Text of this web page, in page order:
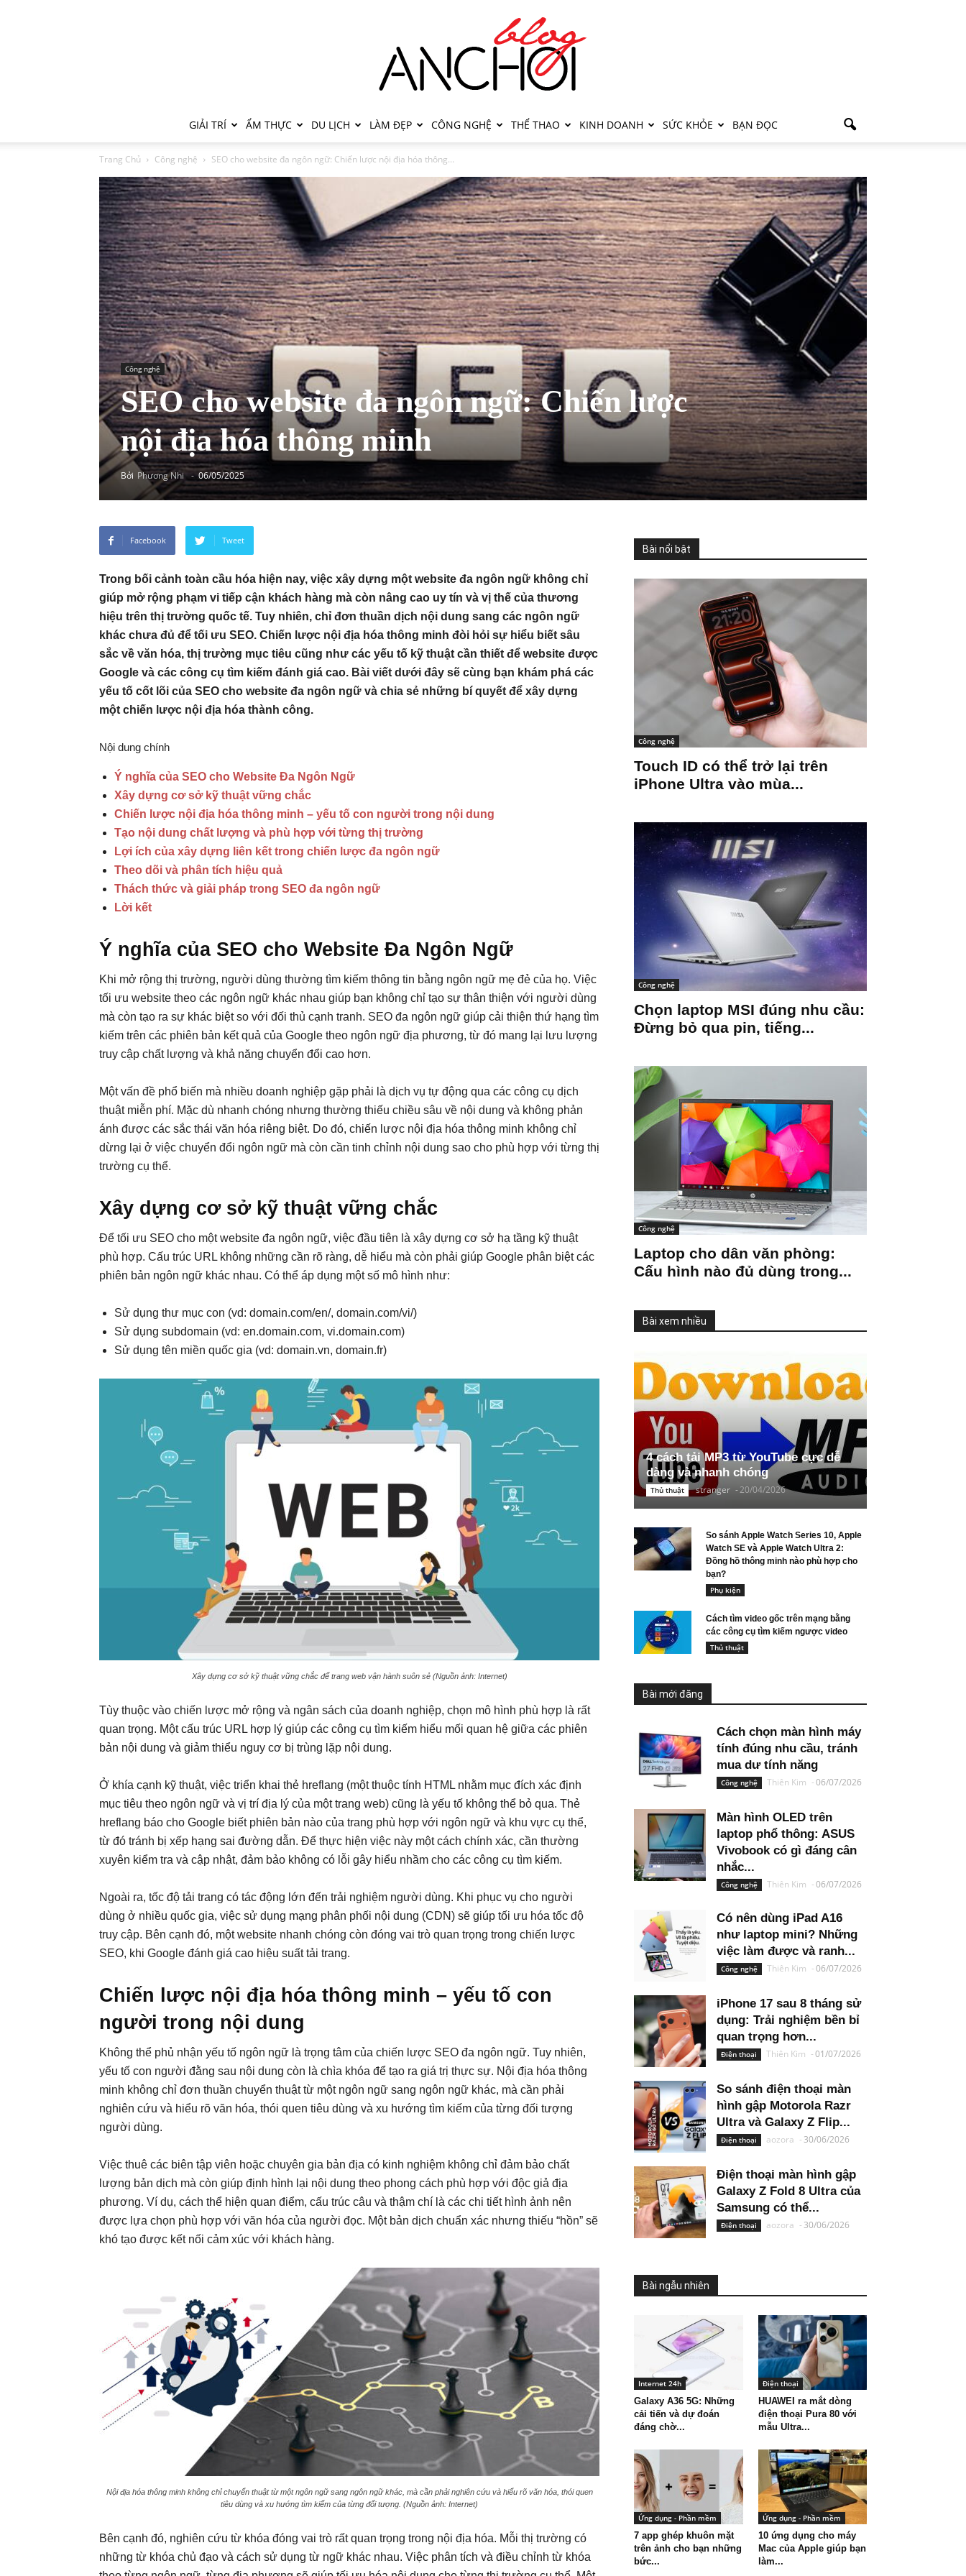
GIẢI TRÍ ẨM THỰC DU LỊCH LÀM ĐẸP CÔNG NGHỆ THỂ THAO KINH DOANH SỨC KHỎE BẠN ĐỌC
Trang Chủ Công nghệ SEO cho website đa ngôn ngữ: Chiến lược nội địa hóa thông...
Công nghệ
SEO cho website đa ngôn ngữ: Chiến lược
nội địa hóa thông minh
Bởi Phương Nhi - 06/05/2025
Facebook Tweet
Trong bối cảnh toàn cầu hóa hiện nay, việc xây dựng một website đa ngôn ngữ không chỉ
giúp mở rộng phạm vi tiếp cận khách hàng mà còn nâng cao uy tín và vị thế của thương
hiệu trên thị trường quốc tế. Tuy nhiên, chỉ đơn thuần dịch nội dung sang các ngôn ngữ
khác chưa đủ để tối ưu SEO. Chiến lược nội địa hóa thông minh đòi hỏi sự hiểu biết sâu
sắc về văn hóa, thị trường mục tiêu cũng như các yếu tố kỹ thuật cần thiết để website được
Google và các công cụ tìm kiếm đánh giá cao. Bài viết dưới đây sẽ cùng bạn khám phá các
yếu tố cốt lõi của SEO cho website đa ngôn ngữ và chia sẻ những bí quyết để xây dựng
một chiến lược nội địa hóa thành công.
Nội dung chính
Ý nghĩa của SEO cho Website Đa Ngôn Ngữ
Xây dựng cơ sở kỹ thuật vững chắc
Chiến lược nội địa hóa thông minh – yếu tố con người trong nội dung
Tạo nội dung chất lượng và phù hợp với từng thị trường
Lợi ích của xây dựng liên kết trong chiến lược đa ngôn ngữ
Theo dõi và phân tích hiệu quả
Thách thức và giải pháp trong SEO đa ngôn ngữ
Lời kết
Ý nghĩa của SEO cho Website Đa Ngôn Ngữ
Khi mở rộng thị trường, người dùng thường tìm kiếm thông tin bằng ngôn ngữ mẹ đẻ của họ. Việc
tối ưu website theo các ngôn ngữ khác nhau giúp bạn không chỉ tạo sự thân thiện với người dùng
mà còn tạo ra sự khác biệt so với đối thủ cạnh tranh. SEO đa ngôn ngữ giúp cải thiện thứ hạng tìm
kiếm trên các phiên bản kết quả của Google theo ngôn ngữ địa phương, từ đó mang lại lưu lượng
truy cập chất lượng và khả năng chuyển đổi cao hơn.
Một vấn đề phổ biến mà nhiều doanh nghiệp gặp phải là dịch vụ tự động qua các công cụ dịch
thuật miễn phí. Mặc dù nhanh chóng nhưng thường thiếu chiều sâu về nội dung và không phản
ánh được các sắc thái văn hóa riêng biệt. Do đó, chiến lược nội địa hóa thông minh không chỉ
dừng lại ở việc chuyển đổi ngôn ngữ mà còn cần tinh chỉnh nội dung sao cho phù hợp với từng thị
trường cụ thể.
Xây dựng cơ sở kỹ thuật vững chắc
Để tối ưu SEO cho một website đa ngôn ngữ, việc đầu tiên là xây dựng cơ sở hạ tầng kỹ thuật
phù hợp. Cấu trúc URL không những cần rõ ràng, dễ hiểu mà còn phải giúp Google phân biệt các
phiên bản ngôn ngữ khác nhau. Có thể áp dụng một số mô hình như:
Sử dụng thư mục con (vd: domain.com/en/, domain.com/vi/)
Sử dụng subdomain (vd: en.domain.com, vi.domain.com)
Sử dụng tên miền quốc gia (vd: domain.vn, domain.fr)
Xây dựng cơ sở kỹ thuật vững chắc để trang web vận hành suôn sẻ (Nguồn ảnh: Internet)
Tùy thuộc vào chiến lược mở rộng và ngân sách của doanh nghiệp, chọn mô hình phù hợp là rất
quan trọng. Một cấu trúc URL hợp lý giúp các công cụ tìm kiếm hiểu mối quan hệ giữa các phiên
bản nội dung và giảm thiểu nguy cơ bị trùng lặp nội dung.
Ở khía cạnh kỹ thuật, việc triển khai thẻ hreflang (một thuộc tính HTML nhằm mục đích xác định
mục tiêu theo ngôn ngữ và vị trí địa lý của một trang web) cũng là yếu tố không thể bỏ qua. Thẻ
hreflang báo cho Google biết phiên bản nào của trang phù hợp với ngôn ngữ và khu vực cụ thể,
từ đó tránh bị xếp hạng sai đường dẫn. Để thực hiện việc này một cách chính xác, cần thường
xuyên kiểm tra và cập nhật, đảm bảo không có lỗi gây hiểu nhầm cho các công cụ tìm kiếm.
Ngoài ra, tốc độ tải trang có tác động lớn đến trải nghiệm người dùng. Khi phục vụ cho người
dùng ở nhiều quốc gia, việc sử dụng mạng phân phối nội dung (CDN) sẽ giúp tối ưu hóa tốc độ
truy cập. Bên cạnh đó, một website nhanh chóng còn đóng vai trò quan trọng trong chiến lược
SEO, khi Google đánh giá cao hiệu suất tải trang.
Chiến lược nội địa hóa thông minh – yếu tố con
người trong nội dung
Không thể phủ nhận yếu tố ngôn ngữ là trọng tâm của chiến lược SEO đa ngôn ngữ. Tuy nhiên,
yếu tố con người đằng sau nội dung còn là chìa khóa để tạo ra giá trị thực sự. Nội địa hóa thông
minh không chỉ đơn thuần chuyển thuật từ một ngôn ngữ sang ngôn ngữ khác, mà cần phải
nghiên cứu và hiểu rõ văn hóa, thói quen tiêu dùng và xu hướng tìm kiếm của từng đối tượng
người dùng.
Việc thuê các biên tập viên hoặc chuyên gia bản địa có kinh nghiệm không chỉ đảm bảo chất
lượng bản dịch mà còn giúp định hình lại nội dung theo phong cách phù hợp với độc giả địa
phương. Ví dụ, cách thể hiện quan điểm, cấu trúc câu và thậm chí là các chi tiết hình ảnh nên
được lựa chọn phù hợp với văn hóa của người đọc. Một bản dịch chuẩn xác nhưng thiếu “hồn” sẽ
khó tạo được kết nối cảm xúc với khách hàng.
Nội địa hóa thông minh không chỉ chuyển thuật từ một ngôn ngữ sang ngôn ngữ khác, mà cần phải nghiên cứu và hiểu rõ văn hóa, thói quen
tiêu dùng và xu hướng tìm kiếm của từng đối tượng. (Nguồn ảnh: Internet)
Bên cạnh đó, nghiên cứu từ khóa đóng vai trò rất quan trọng trong nội địa hóa. Mỗi thị trường có
những từ khóa chủ đạo và cách sử dụng từ ngữ khác nhau. Việc phân tích và điều chỉnh từ khóa
Bài nổi bật
Công nghệ
Touch ID có thể trở lại trên
iPhone Ultra vào mùa...
Công nghệ
Chọn laptop MSI đúng nhu cầu:
Đừng bỏ qua pin, tiếng...
Công nghệ
Laptop cho dân văn phòng:
Cấu hình nào đủ dùng trong...
Bài xem nhiều
4 cách tải MP3 từ YouTube cực dễ
dàng và nhanh chóng
Thủ thuật stranger -20/04/2026
So sánh Apple Watch Series 10, Apple
Watch SE và Apple Watch Ultra 2:
Đồng hồ thông minh nào phù hợp cho
bạn?
Phụ kiện
Cách tìm video gốc trên mạng bằng
các công cụ tìm kiếm ngược video
Thủ thuật
Bài mới đăng
Cách chọn màn hình máy
tính đúng nhu cầu, tránh
mua dư tính năng
Công nghệ Thiên Kim -06/07/2026
Màn hình OLED trên
laptop phổ thông: ASUS
Vivobook có gì đáng cân
nhắc...
Công nghệ Thiên Kim -06/07/2026
Có nên dùng iPad A16
như laptop mini? Những
việc làm được và ranh...
Công nghệ Thiên Kim -06/07/2026
iPhone 17 sau 8 tháng sử
dụng: Trải nghiệm bền bỉ
quan trọng hơn...
Điện thoại Thiên Kim -01/07/2026
So sánh điện thoại màn
hình gập Motorola Razr
Ultra và Galaxy Z Flip...
Điện thoại aozora - 30/06/2026
Điện thoại màn hình gập
Galaxy Z Fold 8 Ultra của
Samsung có thể...
Điện thoại aozora - 30/06/2026
Bài ngẫu nhiên
Internet 24h
Galaxy A36 5G: Những
cải tiến và dự đoán
đáng chờ...
Điện thoại
HUAWEI ra mắt dòng
điện thoại Pura 80 với
mẫu Ultra...
Ứng dụng - Phần mềm
7 app ghép khuôn mặt
trên ảnh cho bạn những
bức...
Ứng dụng - Phần mềm
10 ứng dụng cho máy
Mac của Apple giúp bạn
làm...